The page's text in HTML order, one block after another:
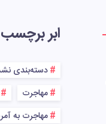
ابر
دسته‌بندی
مهاجرت
مهاجرت به